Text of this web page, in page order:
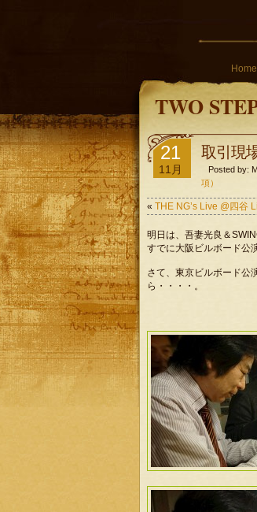
Home
TWO
21
11月
取引現
Posted by:
項）
« THE NG’s Live @四谷
明日は、吾妻光良＆
すでに大阪ビルボード公
さて、東京ビルボード公
ら・・・・。